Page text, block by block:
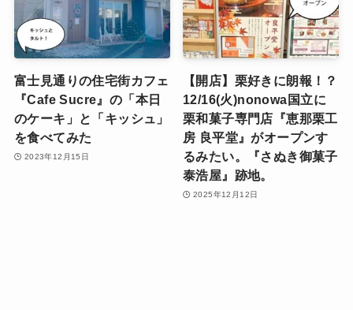
富士見通りの住宅街カフェ
『Cafe Sucre』の「本日
のケーキ」と「キッシュ」
を食べてみた
2023年12月15日
【開店】栗好きに朗報！？
12/16(火)nonowa国立に
栗和菓子専門店『恵那栗工
房 良平堂』がオープンす
るみたい。『さぬき御菓子
泰浩屋』跡地。
2025年12月12日